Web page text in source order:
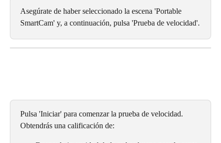
Asegúrate de haber seleccionado la escena 'Portable
SmartCam' y, a continuación, pulsa 'Prueba de velocidad'.
Pulsa 'Iniciar' para comenzar la prueba de velocidad.
Obtendrás una calificación de: